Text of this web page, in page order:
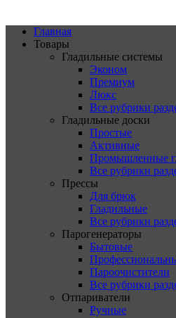
Главная
Товары
Гладильные системы
Эконом
Премиум
Люкс
Все рубрики
Гладильные доски
Простые
Активные
Промышленные
Все рубрики
Прессы
Для брюк
Гладильные
Все рубрики
Парогенераторы
Бытовые
Пароочистители
Все рубрики
Отпариватели
Ручные